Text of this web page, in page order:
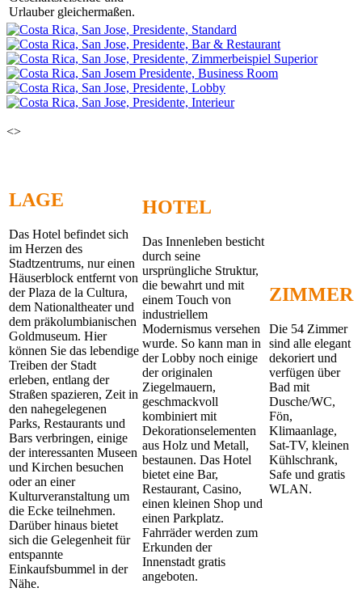
Urlauber gleichermaßen.
<>
LAGE
Das Hotel befindet sich
im Herzen des
Stadtzentrums, nur einen
Häuserblock entfernt von
der Plaza de la Cultura,
dem Nationaltheater und
dem präkolumbianischen
Goldmuseum. Hier
können Sie das lebendige
Treiben der Stadt
erleben, entlang der
Straßen spazieren, Zeit in
den nahegelegenen
Parks, Restaurants und
Bars verbringen, einige
der interessanten Museen
und Kirchen besuchen
oder an einer
Kulturveranstaltung um
die Ecke teilnehmen.
Darüber hinaus bietet
sich die Gelegenheit für
entspannte
Einkaufsbummel in der
Nähe.
HOTEL
Das Innenleben besticht
durch seine
ursprüngliche Struktur,
die bewahrt und mit
einem Touch von
industriellem
Modernismus versehen
wurde. So kann man in
der Lobby noch einige
der originalen
Ziegelmauern,
geschmackvoll
kombiniert mit
Dekorationselementen
aus Holz und Metall,
bestaunen. Das Hotel
bietet eine Bar,
Restaurant, Casino,
einen kleinen Shop und
einen Parkplatz.
Fahrräder werden zum
Erkunden der
Innenstadt gratis
angeboten.
ZIMMER
Die 54 Zimmer
sind alle elegant
dekoriert und
verfügen über
Bad mit
Dusche/WC,
Fön,
Klimaanlage,
Sat-TV, kleinen
Kühlschrank,
Safe und gratis
WLAN.